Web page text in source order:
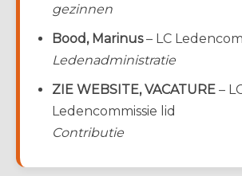
gezinnen
Bood, Marinus– LC
Ledenadministratie
ZIE WEBSITE, VACATURE –
Ledencommissie lid
Contributie